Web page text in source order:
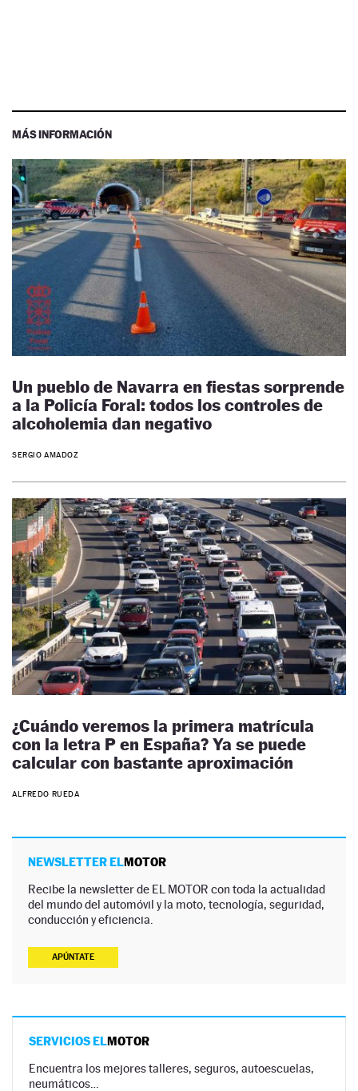
MÁS INFORMACIÓN
Un pueblo de Navarra en fiestas sorprende
a la Policía Foral: todos los controles de
alcoholemia dan negativo
SERGIO AMADOZ
¿Cuándo veremos la primera matrícula
con la letra P en España? Ya se puede
calcular con bastante aproximación
ALFREDO RUEDA
NEWSLETTER ELMOTOR
Recibe la newsletter de EL MOTOR con toda la actualidad
del mundo del automóvil y la moto, tecnología, seguridad,
conducción y eficiencia.
APÚNTATE
SERVICIOS ELMOTOR
Encuentra los mejores talleres, seguros, autoescuelas,
neumáticos…